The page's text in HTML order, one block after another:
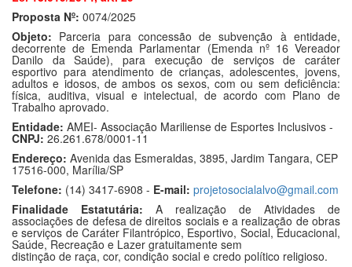
Proposta Nº: 0074/2025
Objeto: Parceria para concessão de subvenção à entidade,
decorrente de Emenda Parlamentar (Emenda nº 16 Vereador
Danilo da Saúde), para execução de serviços de caráter
esportivo para atendimento de crianças, adolescentes, jovens,
adultos e idosos, de ambos os sexos, com ou sem deficiência:
física, auditiva, visual e intelectual, de acordo com Plano de
Trabalho aprovado.
Entidade: AMEI- Associação Mariliense de Esportes Inclusivos -
CNPJ: 26.261.678/0001-11
Endereço: Avenida das Esmeraldas, 3895, Jardim Tangara, CEP
17516-000, Marília/SP
Telefone: (14) 3417-6908 - E-mail: projetosocialalvo@gmail.com
Finalidade Estatutária: A realização de Atividades de
associações de defesa de direitos sociais e a realização de obras
e serviços de Caráter Filantrópico, Esportivo, Social, Educacional,
Saúde, Recreação e Lazer gratuitamente sem
distinção de raça, cor, condição social e credo político religioso.